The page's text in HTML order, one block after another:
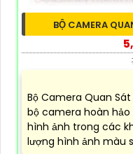
BỘ CAMERA
Bộ Camera Quan
bộ camera hoàn
hình ảnh trong các
lượng hình ảnh màu